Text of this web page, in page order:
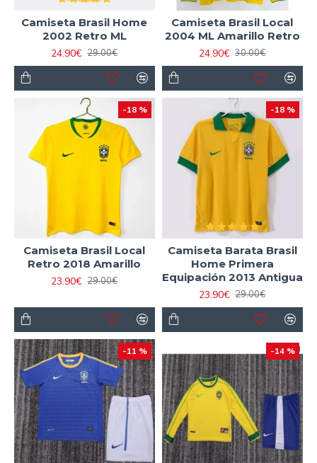
Camiseta Brasil Home
2002 Retro ML
24.90€ 29.00€
Camiseta Brasil Local
2004 ML Amarillo Retro
24.90€ 30.00€
-18 %
Camiseta Brasil Local
Retro 2018 Amarillo
23.90€ 29.00€
-18 %
Camiseta Barata Brasil
Home Primera
Equipación 2013 Antigua
23.90€ 29.00€
-11 % -14 %